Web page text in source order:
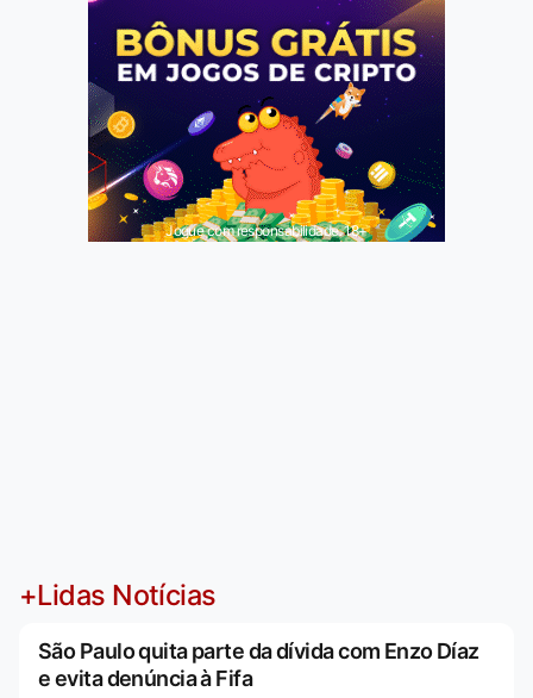
Jogue com responsabilidade. 18+
+Lidas Notícias
São Paulo quita parte da dívida com Enzo Díaz
e evita denúncia à Fifa